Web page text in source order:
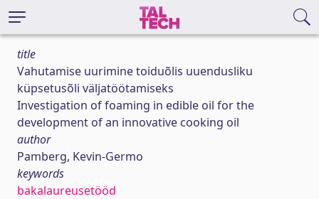
title
Vahutamise uurimine toiduõlis uuendusliku
küpsetusõli väljatöötamiseks
Investigation of foaming in edible oil for the
development of an innovative cooking oil
author
Pamberg, Kevin-Germo
keywords
bakalaureusetööd